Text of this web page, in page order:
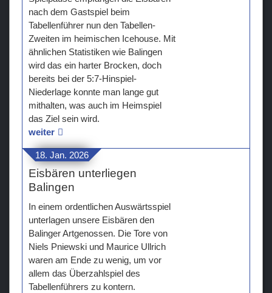
nach dem Gastspiel beim
Tabellenführer nun den Tabellen-
Zweiten im heimischen Icehouse. Mit
ähnlichen Statistiken wie Balingen
wird das ein harter Brocken, doch
bereits bei der 5:7-Hinspiel-
Niederlage konnte man lange gut
mithalten, was auch im Heimspiel
das Ziel sein wird.
weiter
18. Jan. 2026
Eisbären unterliegen
Balingen
In einem ordentlichen Auswärtsspiel
unterlagen unsere Eisbären den
Balinger Artgenossen. Die Tore von
Niels Pniewski und Maurice Ullrich
waren am Ende zu wenig, um vor
allem das Überzahlspiel des
Tabellenführers zu kontern.